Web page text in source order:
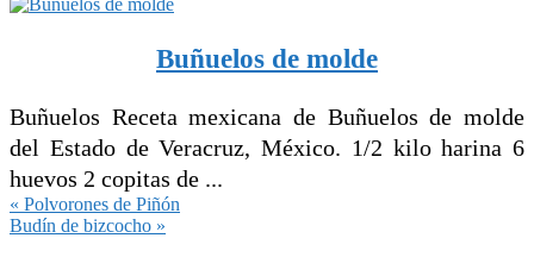
Buñuelos de molde
Buñuelos Receta mexicana de Buñuelos de molde
del Estado de Veracruz, México. 1/2 kilo harina 6
huevos 2 copitas de ...
Entrada
anterior:
« Polvorones de Piñón
Siguiente
Budín de bizcocho »